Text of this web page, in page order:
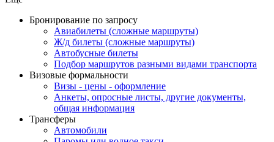
Бронирование по запросу
Авиабилеты (сложные маршруты)
Ж/д билеты (сложные маршруты)
Автобусные билеты
Подбор маршрутов разными видами транспорта
Визовые формальности
Визы - цены - оформление
Анкеты, опросные листы, другие документы,
общая информация
Трансферы
Автомобили